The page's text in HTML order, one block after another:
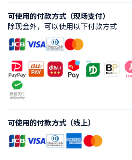
可使用的付款方式（现场支付）
除现金外，可以使用以下付款方式
可使用的付款方式（线上）